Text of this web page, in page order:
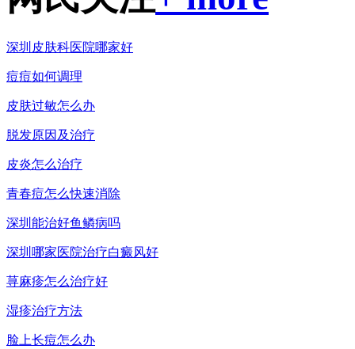
深圳皮肤科医院哪家好
痘痘如何调理
皮肤过敏怎么办
脱发原因及治疗
皮炎怎么治疗
青春痘怎么快速消除
深圳能治好鱼鳞病吗
深圳哪家医院治疗白癜风好
荨麻疹怎么治疗好
湿疹治疗方法
脸上长痘怎么办